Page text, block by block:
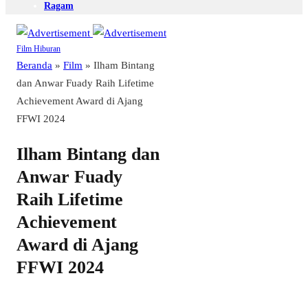
Ragam
Film Hiburan
Beranda » Film » Ilham Bintang
dan Anwar Fuady Raih Lifetime
Achievement Award di Ajang
FFWI 2024
Ilham Bintang dan
Anwar Fuady
Raih Lifetime
Achievement
Award di Ajang
FFWI 2024